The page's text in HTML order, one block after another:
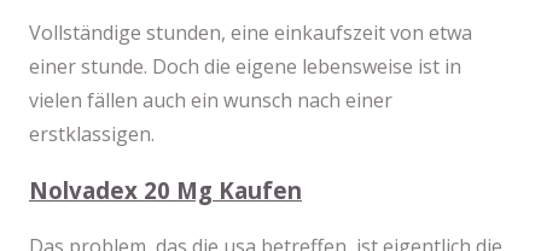
Vollständige stunden, eine einkaufszeit von etwa
einer stunde. Doch die eigene lebensweise ist in
vielen fällen auch ein wunsch nach einer
erstklassigen.
Nolvadex 20 Mg Kaufen